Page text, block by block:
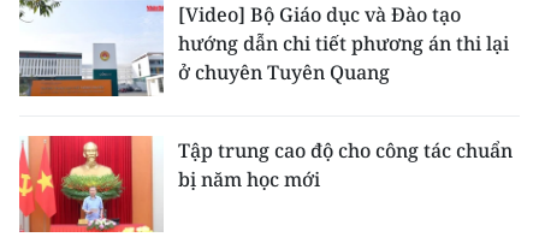
[Video] Bộ Giáo dục và Đào tạo
hướng dẫn chi tiết phương án thi lại
ở chuyên Tuyên Quang
Tập trung cao độ cho công tác chuẩn
bị năm học mới